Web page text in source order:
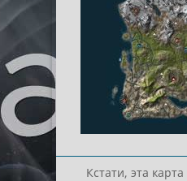
Кстати, эта карта